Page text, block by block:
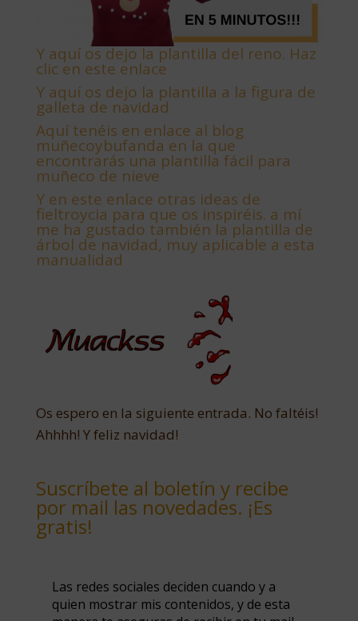
Y aquí os dejo la plantilla del reno. Haz
clic en este enlace
Y aquí os dejo la plantilla a la figura de
galleta de navidad
Aquí tenéis en enlace al blog
muñecoybufanda en la que
encontrarás una plantilla fácil para
muñeco de nieve
Y en este enlace otras ideas de
fieltroycia para que os inspiréis. a mí
me ha gustado también la plantilla de
árbol de navidad, muy aplicable a esta
manualidad
Os espero en la siguiente entrada. No faltéis!
Ahhhh! Y feliz navidad!
Suscríbete al boletín y recibe
por mail las novedades. ¡Es
gratis!
Las redes sociales deciden cuando y a
quien mostrar mis contenidos, y de esta